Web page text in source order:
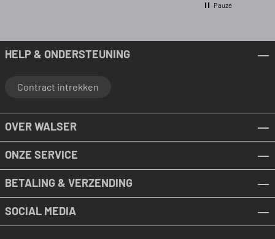
Pauze
HELP & ONDERSTEUNING
Contract intrekken
OVER WALSER
ONZE SERVICE
BETALING & VERZENDING
SOCIAL MEDIA